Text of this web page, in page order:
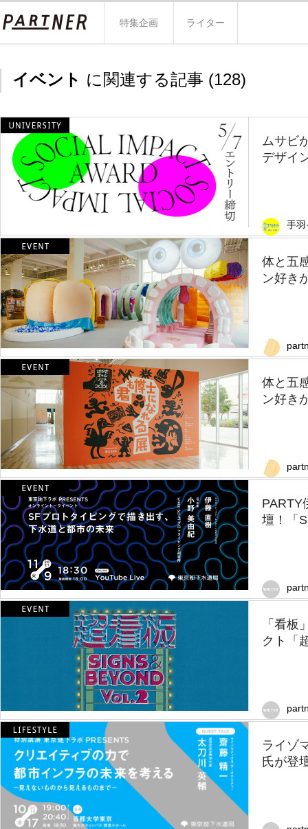
特集企画 ライター
イベント に関連する記事 (128)
ムサビ
デザイ
手羽
体と五
ン好き
体と五
ン好き
PARTY
壇！「
「看板
クト「
ライゾ
氏が登